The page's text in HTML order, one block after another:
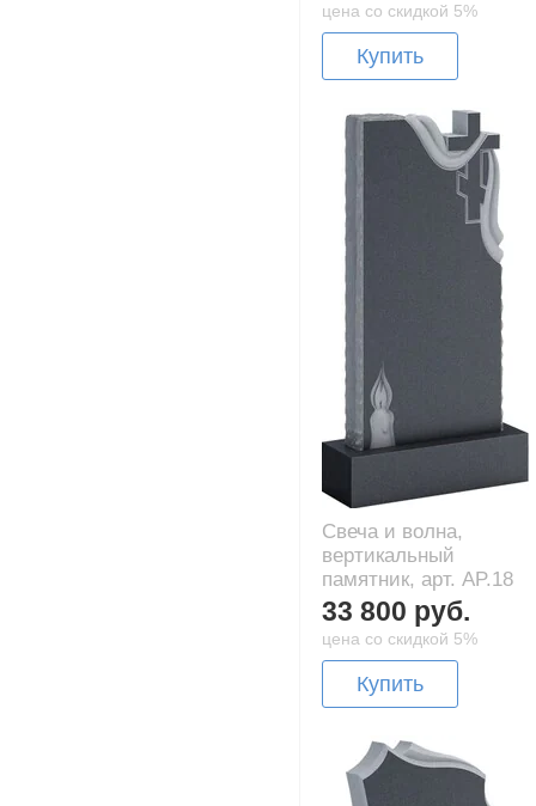
цена со скидкой 5%
Купить
Свеча и волна,
вертикальный
памятник, арт. AP.18
33 800 руб.
цена со скидкой 5%
Купить